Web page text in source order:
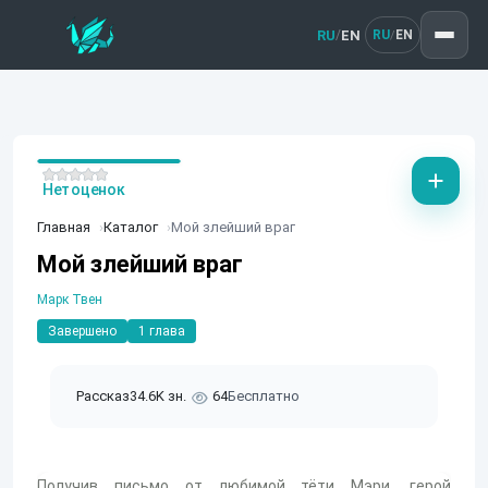
RU/EN RU/ EN
Главная Каталог Мой злейший враг
Мой злейший враг
Марк Твен
Завершено 1 глава
Рассказ34.6K зн. 64Бесплатно
Нет оценок